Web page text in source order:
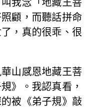
我念「地藏王菩
顧，而聽話拼命
，真的很乖、很
山感恩地藏王菩
》。我認真看，
被《弟子規》敲